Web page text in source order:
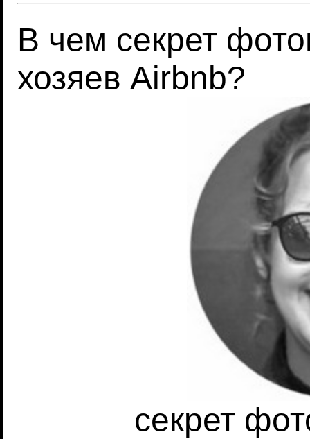
В чем секрет
хозяев Airbnb?
секрет